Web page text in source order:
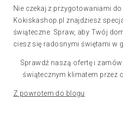
Nie czekaj z przygotowaniami do
Kokiskashop.pl znajdziesz
świąteczne. Spraw, aby Twój
ciesz się radosnymi świętami w
Sprawdź naszą ofertę i
świątecznym klimatem przez
Z powrotem do blogu